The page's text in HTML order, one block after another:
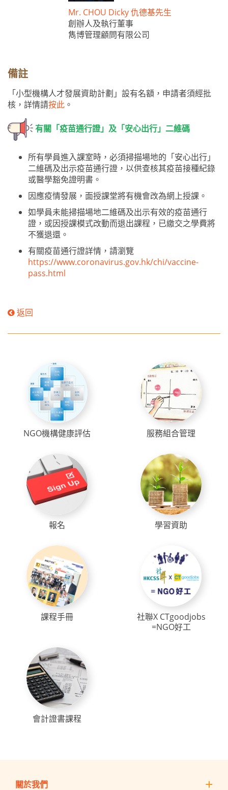
Mr. CHOU Dicky 仇德基先生
創辦人及執行董事
雋博管理顧問有限公司
備註
「小型機構人才發展資助計劃」設有名額，申請者須經批
核，詳情請按此 。
有關「疫苗通行證」及「安心出行」二維碼
所有學員進入課室時，必須掃描場地的「安心出行」
二維碼及出示疫苗通行證，以供查核其疫苗接種紀錄
或醫學豁免證明書。
因應疫情發展，面授課堂將有機會改為網上授課。
如學員未能掃描場地二維碼及出示有效的疫苗通行
證，或因授課模式改動而退出課程，已繳交之學費將
不獲退還。
有關疫苗通行證詳情，請瀏覽
https://www.coronavirus.gov.hk/chi/vaccine-
pass.html
返回
NGO機構健康評估 服務組合管理
報名 學習資助
課程手冊
社聯X CTgoodjobs
=NGO好工
會計證書課程
關於我們